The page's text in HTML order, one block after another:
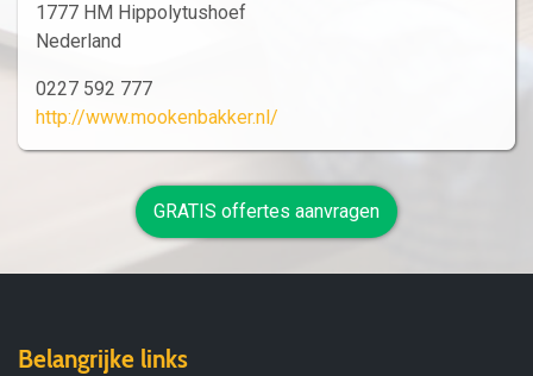
1777 HM Hippolytushoef
Nederland
0227 592 777
http://www.mookenbakker.nl/
GRATIS offertes aanvragen
Belangrijke links